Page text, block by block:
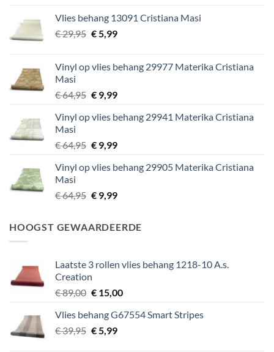
€ 29,95.€ 5,99.
Vlies behang 13091 Cristiana Masi
€29,95 Oorspronkelijke
€ 29,95.
€5,99Huidige
€ 5,99.
Vinyl op vlies behang 29977 Materika Cristiana
Masi
€64,95 Oorspronkelijke
was:
€9,99Huidige
is:
Vinyl op vlies behang 29941 Materika Cristiana
Masi
€64,95 Oorspronkelijke
was:
€9,99Huidige
is:
Vinyl op vlies behang 29905 Materika Cristiana
Masi
€64,95 Oorspronkelijke
€ 64,95.
€9,99Huidige
€ 9,99.
HOOGST GEWAARDEERDE
Laatste 3 rollen vlies behang 1218-10 A.s.
Creation
€89,00 Oorspronkelijke
was:
€ 89,00.
€15,00Huidige
is:
Vlies behang G67554 Smart Stripes
€39,95 Oorspronkelijke
€5,99Huidige